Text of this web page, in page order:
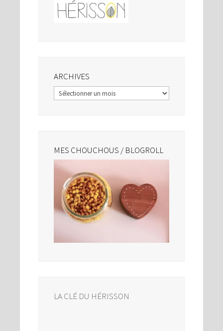
ARCHIVES
Archives
MES CHOUCHOUS / BLOGROLL
LA CLÉ DU HÉRISSON